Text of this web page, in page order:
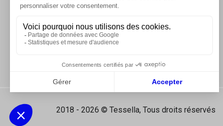
2018 - 2026 © Tessella, Tous droits réservés